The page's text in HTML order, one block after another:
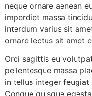
neque ornare aenean
imperdiet massa
interdum varius sit
ornare lectus sit amet
Orci sagittis eu
pellentesque massa
in tellus integer feugiat
Congue quisque